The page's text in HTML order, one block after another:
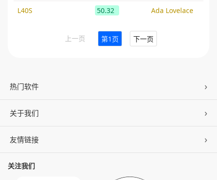
L40S 50.32 Ada Lovelace
上一页 第1页 下一页
热门软件
驱动人生
百页窗
关于我们
公司概况
友情链接
ZOL下载
关注我们